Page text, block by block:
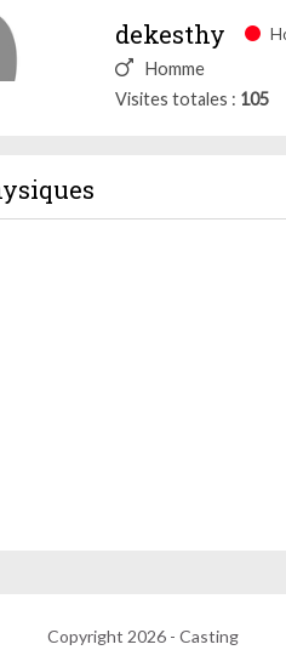
dekesthy
Homme
Visites totales 105
Copyright 2026 - Casting